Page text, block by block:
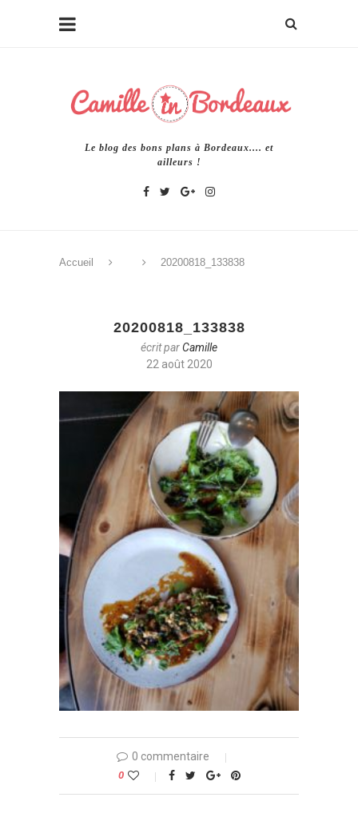
Le blog des bons plans à Bordeaux.... et
ailleurs !
Accueil 20200818_133838
20200818_133838
écrit parCamille
22 août 2020
0 commentaire
0